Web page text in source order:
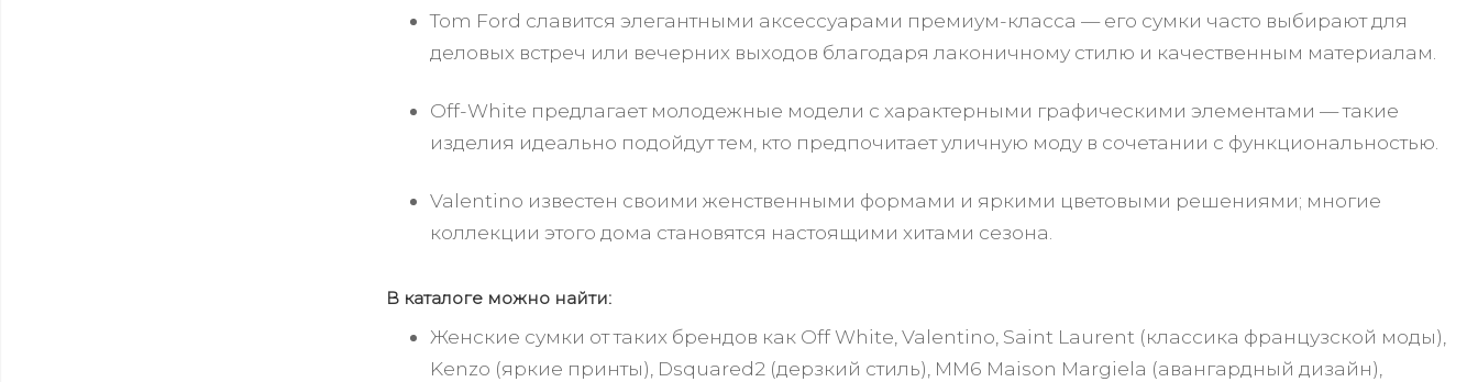
Tom Ford славится элегантными аксессуарами премиум-класса — его сумки часто выбирают для
деловых встреч или вечерних выходов благодаря лаконичному стилю и качественным материалам.
Off-White предлагает молодежные модели с характерными графическими элементами — такие
изделия идеально подойдут тем, кто предпочитает уличную моду в сочетании с функциональностью.
Valentino известен своими женственными формами и яркими цветовыми решениями; многие
коллекции этого дома становятся настоящими хитами сезона.
В каталоге можно найти:
Женские сумки от таких брендов как Off White, Valentino, Saint Laurent (классика французской моды),
Kenzo (яркие принты), Dsquared2 (дерзкий стиль), MM6 Maison Margiela (авангардный дизайн),